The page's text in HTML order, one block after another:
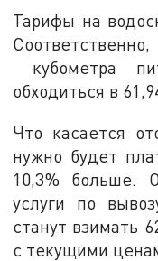
Тарифы на
кубометра
обходиться в
Что касается
нужно будет
10,3% больше.
услуги по
станут взимать
с текущими